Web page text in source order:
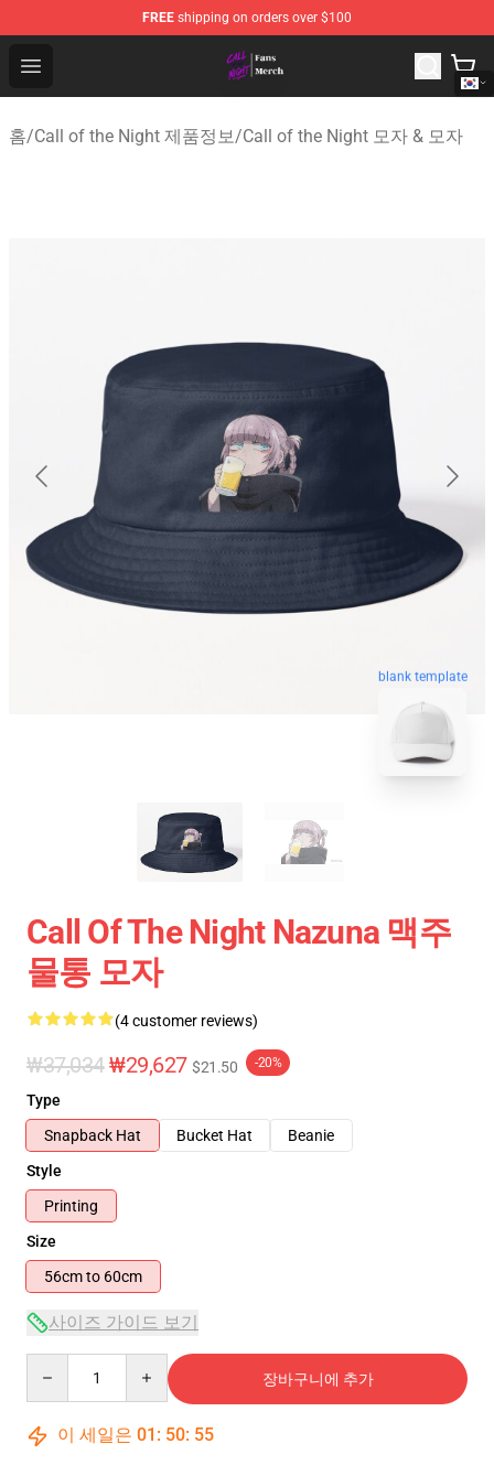
FREE shipping on orders over $100
Open menu
Call of the Night Store - Official Call of the Night
홈/Call of the Night 제품정보/Call of the Night 모자 & 모자
blank template
Call Of The Night Nazuna 맥주
물통 모자
(4 customer reviews)
₩37,034₩29,627 $21.50 -20%
Type
Snapback Hat
Bucket Hat
Beanie
Style
Printing
Size
56cm to 60cm
사이즈 가이드 보기
장바구니에 추가
이 세일은 01 : 50: 54